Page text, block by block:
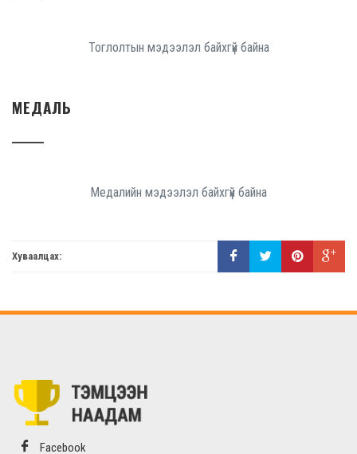
Тоглолтын мэдээлэл байхгүй байна
МЕДАЛЬ
Медалийн мэдээлэл байхгүй байна
Хуваалцах:
Facebook